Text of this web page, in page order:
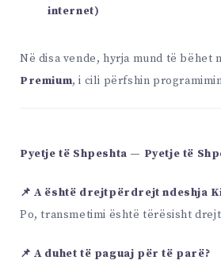
internet)
Në disa vende, hyrja mund të bëhet
Premium, i cili përfshin
Pyetje të Shpeshta — Pyetje të
📌 A është drejtpërdrejt ndeshja
Po, transmetimi është tërësisht
📌 A duhet të paguaj për të parë?